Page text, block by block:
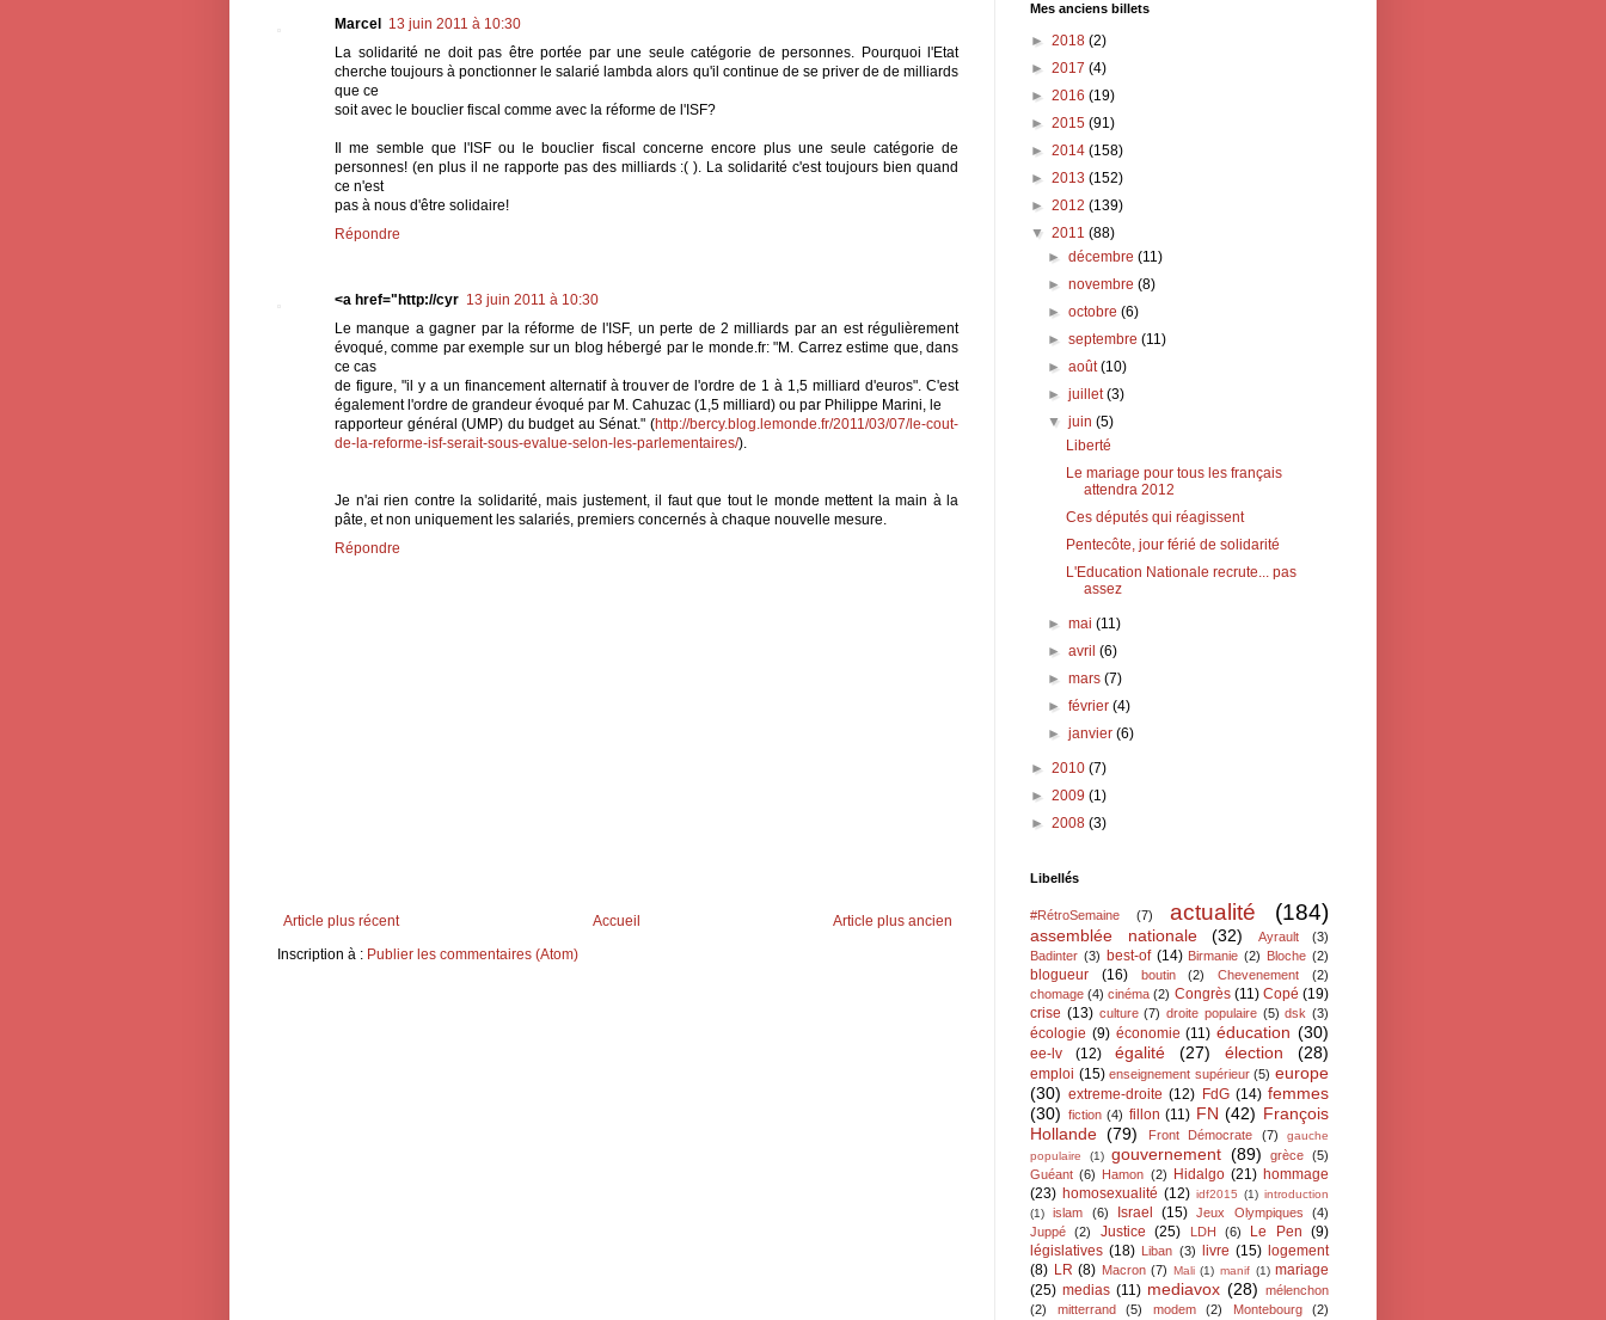
Marcel
13 juin 2011 à 10:30
La solidarité ne doit pas être portée par une seule catégorie de personnes. Pourquoi l'Etat
cherche toujours à ponctionner le salarié lambda alors qu'il continue de se priver de de milliards
que ce
soit avec le bouclier fiscal comme avec la réforme de l'ISF?
Il me semble que l'ISF ou le bouclier fiscal concerne encore plus une seule catégorie de
personnes! (en plus il ne rapporte pas des milliards :( ). La solidarité c'est toujours bien quand
ce n'est
pas à nous d'être solidaire!
Répondre
<a href="http://cyr 13 juin 2011 à 10:30
Le manque a gagner par la réforme de l'ISF, un perte de 2 milliards par an est régulièrement
évoqué, comme par exemple sur un blog hébergé par le monde.fr: "M. Carrez estime que, dans
ce cas
de figure, "il y a un financement alternatif à trouver de l'ordre de 1 à 1,5 milliard d'euros". C'est
également l'ordre de grandeur évoqué par M. Cahuzac (1,5 milliard) ou par Philippe Marini, le
rapporteur général (UMP) du budget au Sénat." (http://bercy.blog.lemonde.fr/2011/03/07/le-cout-
de-la-reforme-isf-serait-sous-evalue-selon-les-parlementaires/).
Je n'ai rien contre la solidarité, mais justement, il faut que tout le monde mettent la main à la
pâte, et non uniquement les salariés, premiers concernés à chaque nouvelle mesure.
Répondre
Article plus récent Article plus ancien
Accueil
Inscription à : Publier les commentaires (Atom)
Mes anciens billets
► 2018 (2)
► 2017 (4)
► 2016 (19)
► 2015 (91)
► 2014 (158)
► 2013 (152)
► 2012 (139)
▼ 2011 (88)
►décembre(11)
►novembre(8)
►octobre(6)
►septembre(11)
►août(10)
►juillet(3)
▼juin(5)
Liberté
Le mariage pour tous les français
attendra 2012
Ces députés qui réagissent
Pentecôte, jour férié de solidarité
L'Education Nationale recrute... pas
assez
►mai(11)
►avril(6)
►mars(7)
►février(4)
►janvier(6)
► 2010 (7)
► 2009 (1)
► 2008 (3)
Libellés
#RétroSemaine (7) actualité (184)
assemblée nationale (32) Ayrault
(3)
Badinter (3) best-of (14) Birmanie (2) Bloche (2)
blogueur (16) boutin (2) Chevenement
(2)
chomage (4) cinéma (2) Congrès (11) Copé (19)
crise (13) culture (7) droite populaire (5) dsk (3)
écologie (9) économie (11) éducation (30)
ee-lv (12) égalité (27) élection (28)
emploi (15) enseignement supérieur (5) europe
(30) extreme-droite (12) FdG (14) femmes
(30) fiction (4) fillon (11) FN (42) François
Hollande (79) Front Démocrate (7)
gauche
populaire
(1) gouvernement (89) grèce (5)
Guéant (6) Hamon (2) Hidalgo (21) hommage
(23) homosexualité (12) idf2015 (1) introduction
(1)
islam (6) Israel (15) Jeux Olympiques
(4)
Juppé
(2) Justice (25) LDH (6) Le Pen (9)
législatives (18) Liban (3) livre (15) logement
(8) LR (8) Macron (7) Mali (1) manif (1) mariage
(25) medias (11) mediavox (28) mélenchon
(2)
mitterrand (5) modem (2) Montebourg (2)